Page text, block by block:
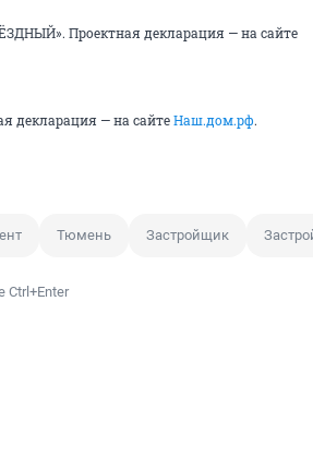
Проектная декларация — на сайте
декларация — на сайтеНаш.дом.рф.
Тюмень Застройщик
Ctrl+Enter